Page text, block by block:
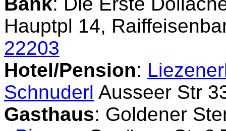
Hauptpl 14,
22203
Hotel/Pension:
Schnuderl Ausseer Str
Gasthaus: Goldener